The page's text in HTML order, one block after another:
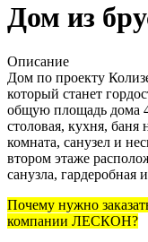
Дом из
Описание
Дом по проекту
который станет
общую площадь дома
столовая, кухня, баня
комната, санузел и
втором этаже
санузла, гардеробная
Почему нужно
компании ЛЕСКОН?